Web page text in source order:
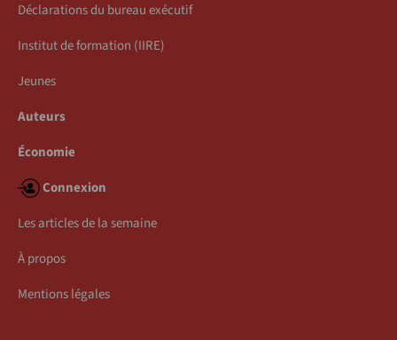
Déclarations du bureau exécutif
Institut de formation (IIRE)
Jeunes
Auteurs
Économie
Connexion
Les articles de la semaine
À propos
Mentions légales